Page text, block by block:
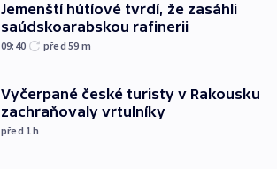
Jemenští hútíové tvrdí, že zasáhli
saúdskoarabskou rafinerii
09:40 před 59 m
Vyčerpané české turisty v Rakousku
zachraňovaly vrtulníky
před 1h